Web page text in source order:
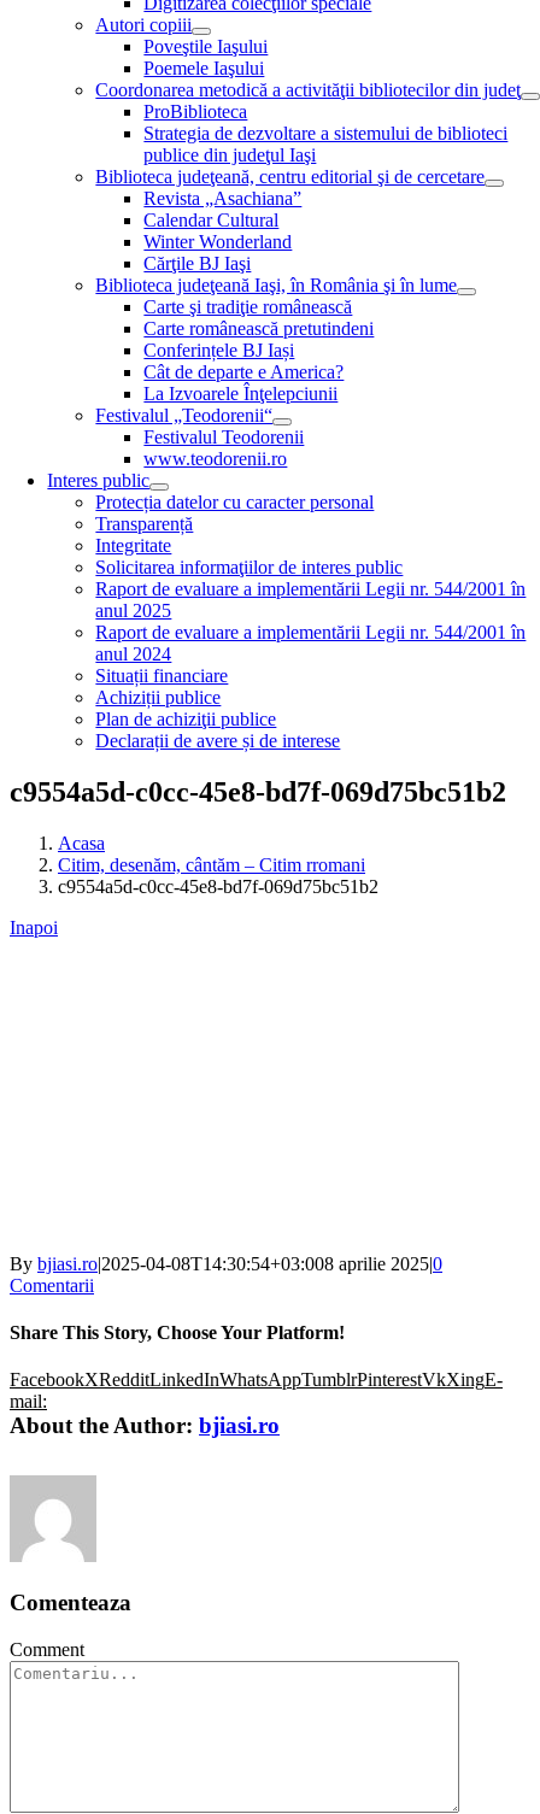
Autori copiii
Poveştile Iaşului
Poemele Iaşului
Coordonarea metodică a activităţii bibliotecilor din judeţ
ProBiblioteca
Strategia de dezvoltare a sistemului de biblioteci
publice din judeţul Iaşi
Biblioteca judeţeană, centru editorial şi de cercetare
Revista „Asachiana”
Calendar Cultural
Winter Wonderland
Cărţile BJ Iaşi
Biblioteca judeţeană Iaşi, în România şi în lume
Carte şi tradiţie românească
Carte românească pretutindeni
Conferințele BJ Iași
Cât de departe e America?
La Izvoarele Înţelepciunii
Festivalul „Teodorenii“
Festivalul Teodorenii
www.teodorenii.ro
Interes public
Protecția datelor cu caracter personal
Transparență
Integritate
Solicitarea informaţiilor de interes public
Raport de evaluare a implementării Legii nr. 544/2001 în
anul 2025
Raport de evaluare a implementării Legii nr. 544/2001 în
anul 2024
Situații financiare
Achiziții publice
Plan de achiziţii publice
Declarații de avere și de interese
c9554a5d-c0cc-45e8-bd7f-069d75bc51b2
Acasa
Citim, desenăm, cântăm – Citim rromani
c9554a5d-c0cc-45e8-bd7f-069d75bc51b2
Inapoi
By bjiasi.ro|2025-04-08T14:30:54+03:008 aprilie 2025|0
Comentarii
Share This Story, Choose Your Platform!
FacebookXRedditLinkedInWhatsAppTumblrPinterestVkXingE-
mail:
About the Author: bjiasi.ro
Comenteaza
Comment